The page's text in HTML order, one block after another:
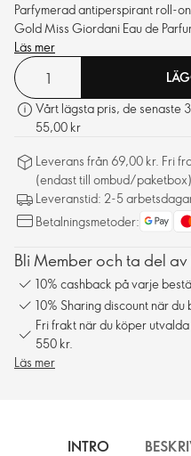
Parfymerad antiperspirant roll-
Gold Miss Giordani Eau de
Läs mer
Vårt lägsta pris, de senaste
55,00 kr
Leverans från 69,00 kr. Fri
(endast till ombud/
Leveranstid: 2-5
Betalningsmetoder:
Bli Member och ta del
10% cashback på varje
10% Sharing discount när du
Fri frakt när du köper
550 kr.
Läs mer
INTRO